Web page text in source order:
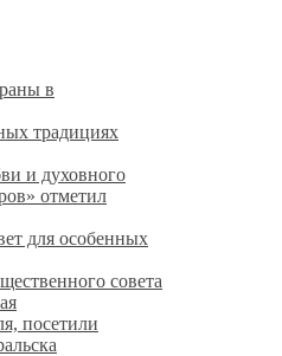
в
традициях
и духовного
отметил
для особенных
совета
посетили